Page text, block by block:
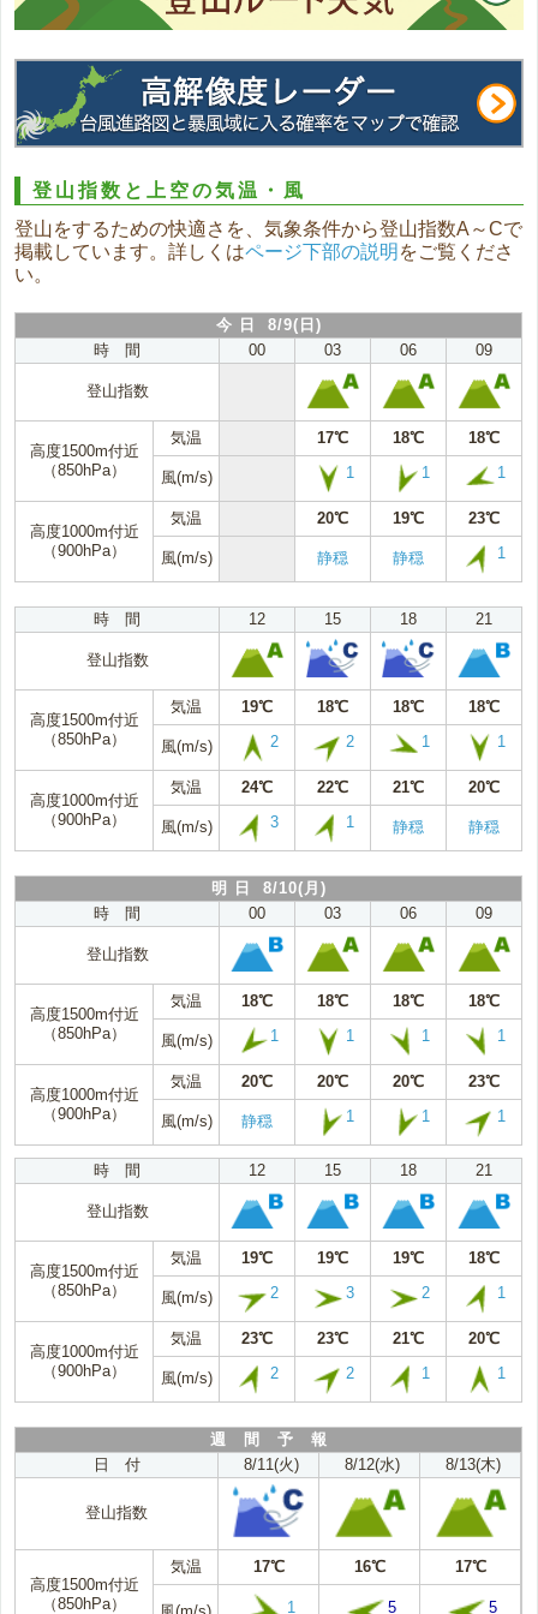
登山指数と上空の気温・風
登山をするための快適さを、気象条件から登山指数A～Cで
掲載しています。詳しくはページ下部の説明 をご覧くださ
い。
今 日 8/9(日)
時 間
00 03 06 09
登山指数
高度1500m付近
（850hPa）
気温 17℃ 18℃ 18℃
風(m/s) 1 1 1
高度1000m付近
（900hPa）
気温 20℃ 19℃ 23℃
風(m/s) 静穏 静穏 1
時 間 12 15 18 21
登山指数
高度1500m付近
（850hPa）
気温 19℃ 18℃ 18℃ 18℃
風(m/s) 2 2 1 1
高度1000m付近
（900hPa）
気温 24℃ 22℃ 21℃ 20℃
風(m/s) 3 1 静穏 静穏
明 日 8/10(月)
時 間
00 03 06 09
登山指数
高度1500m付近
（850hPa）
気温 18℃ 18℃ 18℃ 18℃
風(m/s) 1 1 1 1
高度1000m付近
（900hPa）
気温 20℃ 20℃ 20℃ 23℃
風(m/s) 静穏 1 1 1
時 間 12 15 18 21
登山指数
高度1500m付近
（850hPa）
気温 19℃ 19℃ 19℃ 18℃
風(m/s) 2 3 2 1
高度1000m付近
（900hPa）
気温 23℃ 23℃ 21℃ 20℃
風(m/s) 2 2 1 1
週 間 予 報
日 付
8/11(火) 8/12(水) 8/13(木)
登山指数
高度1500m付近
（850hPa）
気温 17℃ 16℃ 17℃
1 5 5